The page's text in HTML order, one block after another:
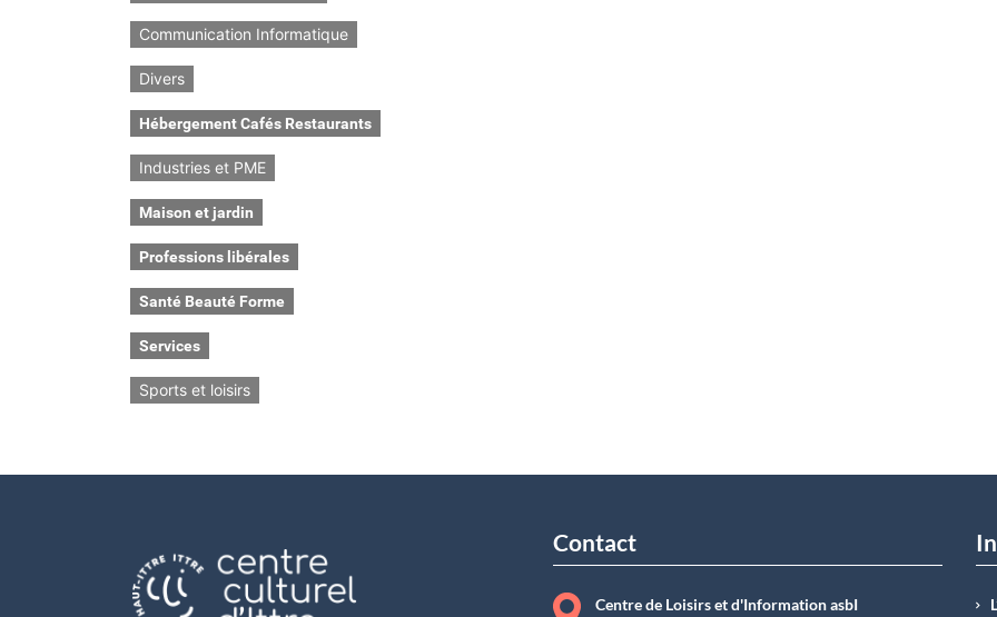
Communication Informatique
Divers
Hébergement Cafés Restaurants
Industries et PME
Maison et jardin
Professions libérales
Santé Beauté Forme
Services
Sports et loisirs
Contact
Centre de Loisirs et d'Information asbI